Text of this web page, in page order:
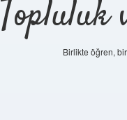
Topluluk
Birlikte öğren,